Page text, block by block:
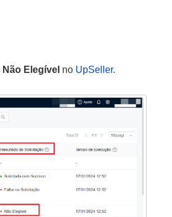
Não Elegível no UpSeller.